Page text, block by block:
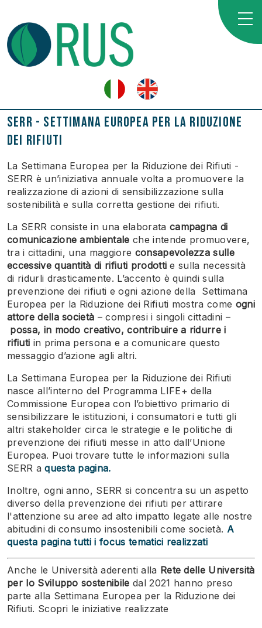
SERR - Settimana Europea per la Riduzione
dei Rifiuti
La Settimana Europea per la Riduzione dei Rifiuti -
SERR è un’iniziativa annuale volta a promuovere la
realizzazione di azioni di sensibilizzazione sulla
sostenibilità e sulla corretta gestione dei rifiuti.
La SERR consiste in una elaborata campagna di
comunicazione ambientale che intende promuovere,
tra i cittadini, una maggiore consapevolezza sulle
eccessive quantità di rifiuti prodotti e sulla necessità
di ridurli drasticamente. L’accento è quindi sulla
prevenzione dei rifiuti e ogni azione della
Settimana
Europea per la Riduzione dei Rifiuti mostra come ogni
attore della società – compresi i singoli cittadini –
possa, in modo creativo, contribuire a ridurre i
rifiuti in prima persona e a comunicare questo
messaggio d’azione agli altri.
La Settimana Europea per la Riduzione dei Rifiuti
nasce all’interno del Programma LIFE+ della
Commissione Europea con l’obiettivo primario di
sensibilizzare le istituzioni, i consumatori e tutti gli
altri stakeholder circa le strategie e le politiche di
prevenzione dei rifiuti messe in atto dall’Unione
Europea. Puoi trovare tutte le informazioni sulla
SERR aquesta pagina.
Inoltre, ogni anno, SERR si concentra su un aspetto
diverso della prevenzione dei rifiuti per attirare
l'attenzione su aree ad alto impatto legate alle nostre
abitudini di consumo insostenibili come società. A
questa pagina tutti i focus tematici realizzati
Anche le Università aderenti alla Rete delle Università
per lo Sviluppo sostenibile dal 2021 hanno preso
parte alla Settimana Europea per la Riduzione dei
Rifiuti. Scopri le iniziative realizzate